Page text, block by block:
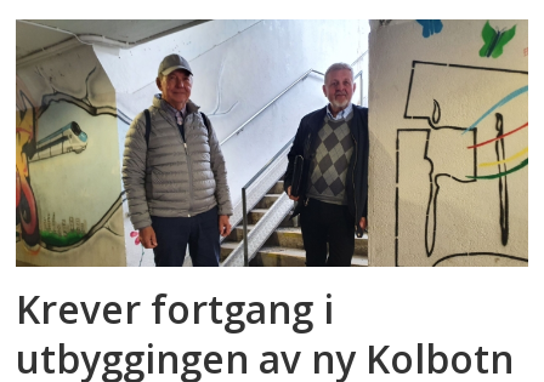
Krever fortgang i
utbyggingen av ny Kolbotn